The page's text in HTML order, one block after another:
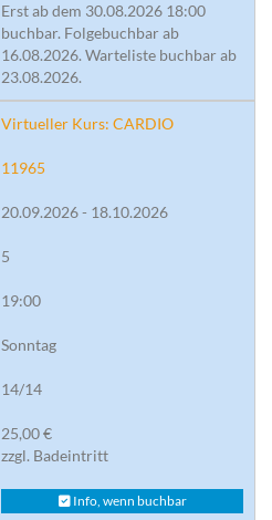
Erst ab dem 30.08.2026 18:00
buchbar. Folgebuchbar ab
16.08.2026. Warteliste buchbar ab
23.08.2026.
Virtueller Kurs: CARDIO
11965
20.09.2026 - 18.10.2026
5
19:00
Sonntag
14/14
25,00 €
zzgl. Badeintritt
Info, wenn buchbar